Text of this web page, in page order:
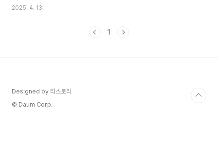
총 상금은 10억 원으로, 1등 상금은 1억 8천만 원입니다. 이번 대회는 첫번째
되었습니다. 축하드립니다. 총 상금1등 상금10억 원1억 8천만 원 2위 ~ 60위
2025. 4. 13.
1
Designed by 티스토리
© Daum Corp.